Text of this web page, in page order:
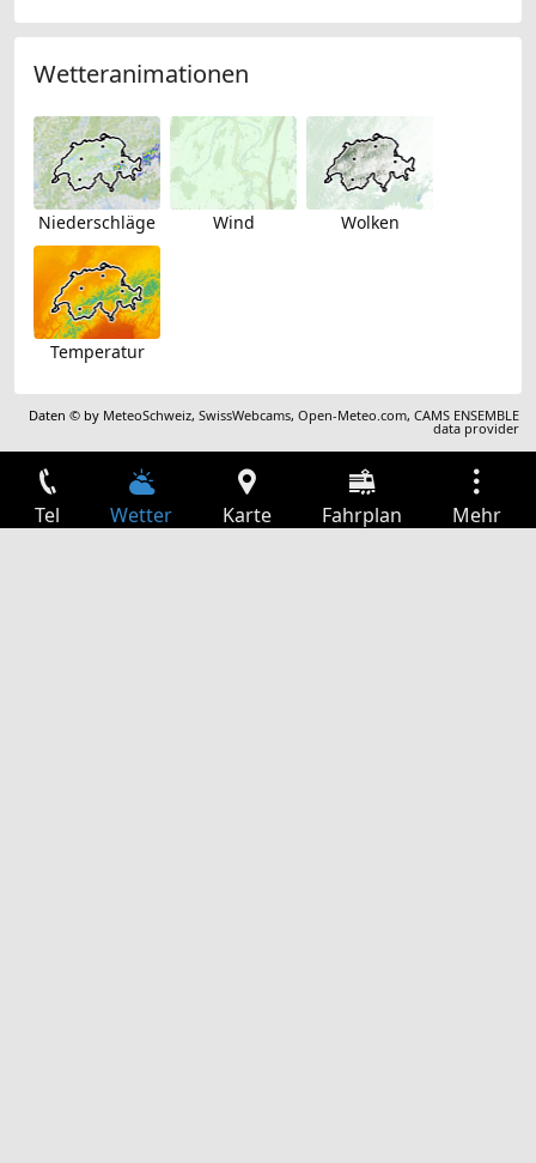
Wetteranimationen
Niederschläge Wind Wolken
Temperatur
Daten © by MeteoSchweiz,SwissWebcams,Open-Meteo.com,CAMS ENSEMBLE
data provider
Tel Wetter Karte Fahrplan Mehr